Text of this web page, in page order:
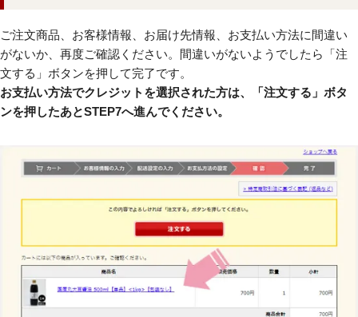
ご注文商品、お客様情報、お届け先情報、お支払い方法に間違い
がないか、再度ご確認ください。間違いがないようでしたら「注
文する」ボタンを押して完了です。
お支払い方法でクレジットを選択された方は、「注文する」ボタ
ンを押したあとSTEP7へ進んでください。